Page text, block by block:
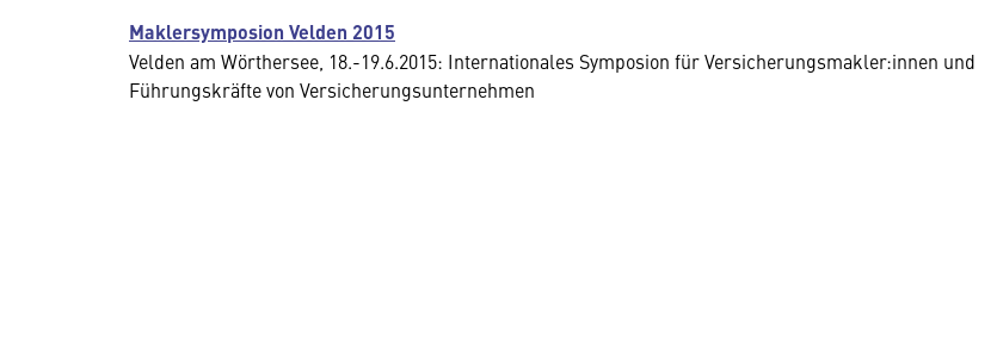
Maklersymposion Velden 2015
Velden am Wörthersee, 18.-19.6.2015: Internationales Symposion für Versicherungsmakler:innen und
Führungskräfte von Versicherungsunternehmen